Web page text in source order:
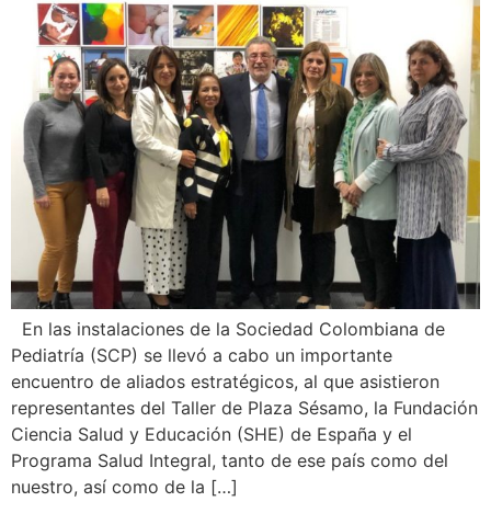
En las instalaciones de la Sociedad Colombiana de
Pediatría (SCP) se llevó a cabo un importante
encuentro de aliados estratégicos, al que asistieron
representantes del Taller de Plaza Sésamo, la Fundación
Ciencia Salud y Educación (SHE) de España y el
Programa Salud Integral, tanto de ese país como del
nuestro, así como de la […]